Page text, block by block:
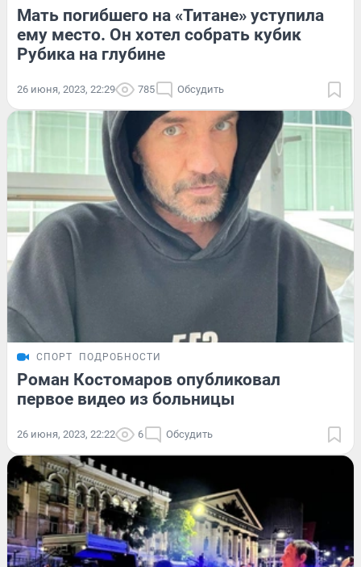
Мать погибшего на «Титане» уступила
ему место. Он хотел собрать кубик
Рубика на глубине
26 июня, 2023, 22:29 785 Обсудить
СПОРТ ПОДРОБНОСТИ
Роман Костомаров опубликовал
первое видео из больницы
26 июня, 2023, 22:22 6 Обсудить